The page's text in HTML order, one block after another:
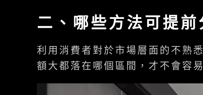
二、哪些方法可提
利用消費者對於市場層面的不熟
額大都落在哪個區間，才不會容